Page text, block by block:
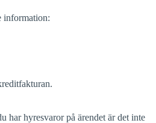
information:
har hyresvaror på ärendet är det inte